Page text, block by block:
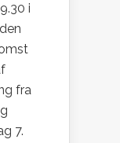
i
fra
7.